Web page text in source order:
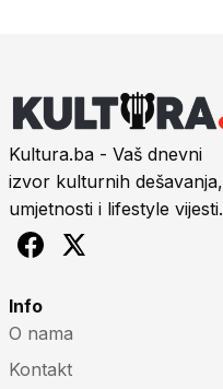
Kultura.ba - Vaš dnevni
izvor kulturnih dešavanja,
umjetnosti i lifestyle vijesti.
Info
O nama
Kontakt